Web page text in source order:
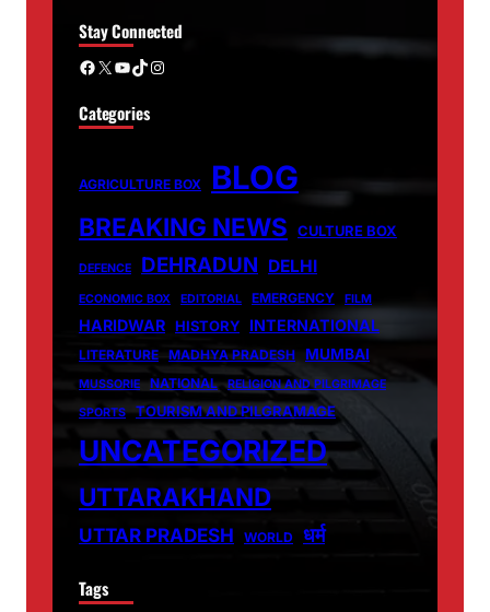
Stay Connected
Facebook X YouTube TikTok Instagram
Categories
AGRICULTURE BOX BLOG
BREAKING NEWS CULTURE BOX
DEFENCE DEHRADUN DELHI
ECONOMIC BOX EDITORIAL EMERGENCY FILM
HARIDWAR HISTORY INTERNATIONAL
LITERATURE MADHYA PRADESH MUMBAI
MUSSORIE NATIONAL
RELIGION AND PILGRIMAGE
SPORTS
TOURISM AND PILGRAMAGE
UNCATEGORIZED
UTTARAKHAND
UTTAR PRADESH WORLD धर्म
Tags